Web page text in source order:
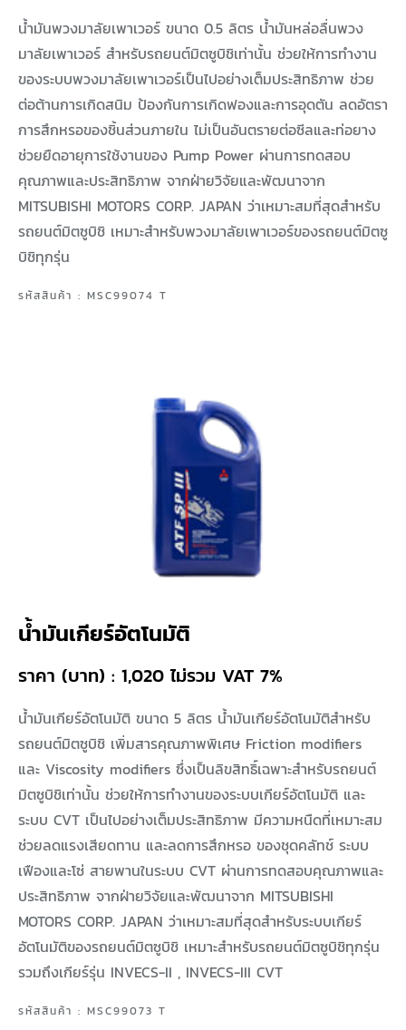
น้ำมันพวงมาลัยเพาเวอร์ ขนาด 0.5 ลิตร น้ำมันหล่อลื่นพวง
มาลัยเพาเวอร์ สำหรับรถยนต์มิตซูบิชิเท่านั้น ช่วยให้การทำงาน
ของระบบพวงมาลัยเพาเวอร์เป็นไปอย่างเต็มประสิทธิภาพ ช่วย
ต่อต้านการเกิดสนิม ป้องกันการเกิดฟองและการอุดตัน ลดอัตรา
การสึกหรอของชิ้นส่วนภายใน ไม่เป็นอันตรายต่อซีลและท่อยาง
ช่วยยืดอายุการใช้งานของ Pump Power ผ่านการทดสอบ
คุณภาพและประสิทธิภาพ จากฝ่ายวิจัยและพัฒนาจาก
MITSUBISHI MOTORS CORP. JAPAN ว่าเหมาะสมที่สุดสำหรับ
รถยนต์มิตซูบิชิ เหมาะสำหรับพวงมาลัยเพาเวอร์ของรถยนต์มิตซู
บิชิทุกรุ่น
รหัสสินค้า : MSC99074 T
น้ำมันเกียร์อัตโนมัติ
ราคา (บาท) : 1,020 ไม่รวม VAT 7%
น้ำมันเกียร์อัตโนมัติ ขนาด 5 ลิตร น้ำมันเกียร์อัตโนมัติสำหรับ
รถยนต์มิตซูบิชิ เพิ่มสารคุณภาพพิเศษ Friction modifiers
และ Viscosity modifiers ซึ่งเป็นลิขสิทธิ์เฉพาะสำหรับรถยนต์
มิตซูบิชิเท่านั้น ช่วยให้การทำงานของระบบเกียร์อัตโนมัติ และ
ระบบ CVT เป็นไปอย่างเต็มประสิทธิภาพ มีความหนืดที่เหมาะสม
ช่วยลดแรงเสียดทาน และลดการสึกหรอ ของชุดคลัทช์ ระบบ
เฟืองและโซ่ สายพานในระบบ CVT ผ่านการทดสอบคุณภาพและ
ประสิทธิภาพ จากฝ่ายวิจัยและพัฒนาจาก MITSUBISHI
MOTORS CORP. JAPAN ว่าเหมาะสมที่สุดสำหรับระบบเกียร์
อัตโนมัติของรถยนต์มิตซูบิชิ เหมาะสำหรับรถยนต์มิตซูบิชิทุกรุ่น
รวมถึงเกียร์รุ่น INVECS-II , INVECS-III CVT
รหัสสินค้า : MSC99073 T